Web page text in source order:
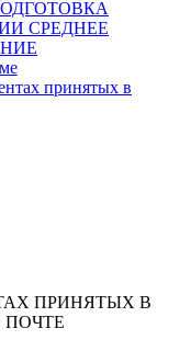
СРЕДНЕЕ
принятых в
ПРИНЯТЫХ В